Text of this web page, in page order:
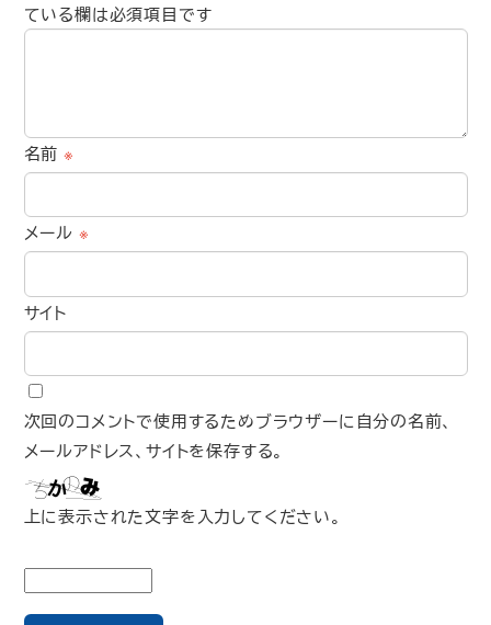
ている欄は必須項目です
名前 ※
メール ※
サイト
次回のコメントで使用するためブラウザーに自分の名前、
メールアドレス、サイトを保存する。
上に表示された文字を入力してください。